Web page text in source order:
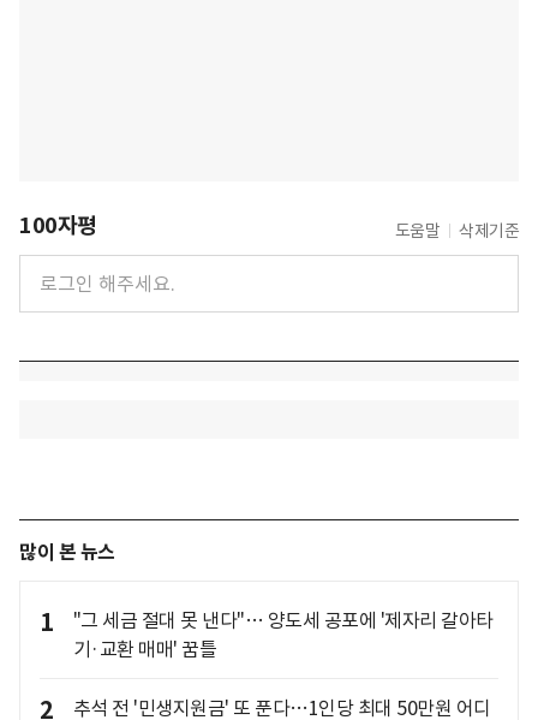
100자평 도움말 삭제기준
많이 본 뉴스
1
"그 세금 절대 못 낸다"… 양도세 공포에 '제자리 갈아타
기·교환 매매' 꿈틀
2 추석 전 '민생지원금' 또 푼다…1인당 최대 50만원 어디